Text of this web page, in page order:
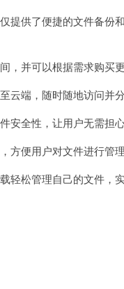
供了便捷的文件备份
并可以根据需求购买更
端，随时随地访问并分
全性，让用户无需担心
便用户对文件进行管理
松管理自己的文件，实